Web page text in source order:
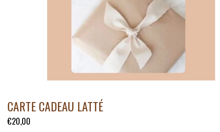
CARTE CADEAU LATTÉ
€20,00